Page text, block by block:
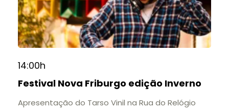
14:00h
Festival Nova Friburgo edição Inverno
Apresentação do Tarso Vinil na Rua do Relógio